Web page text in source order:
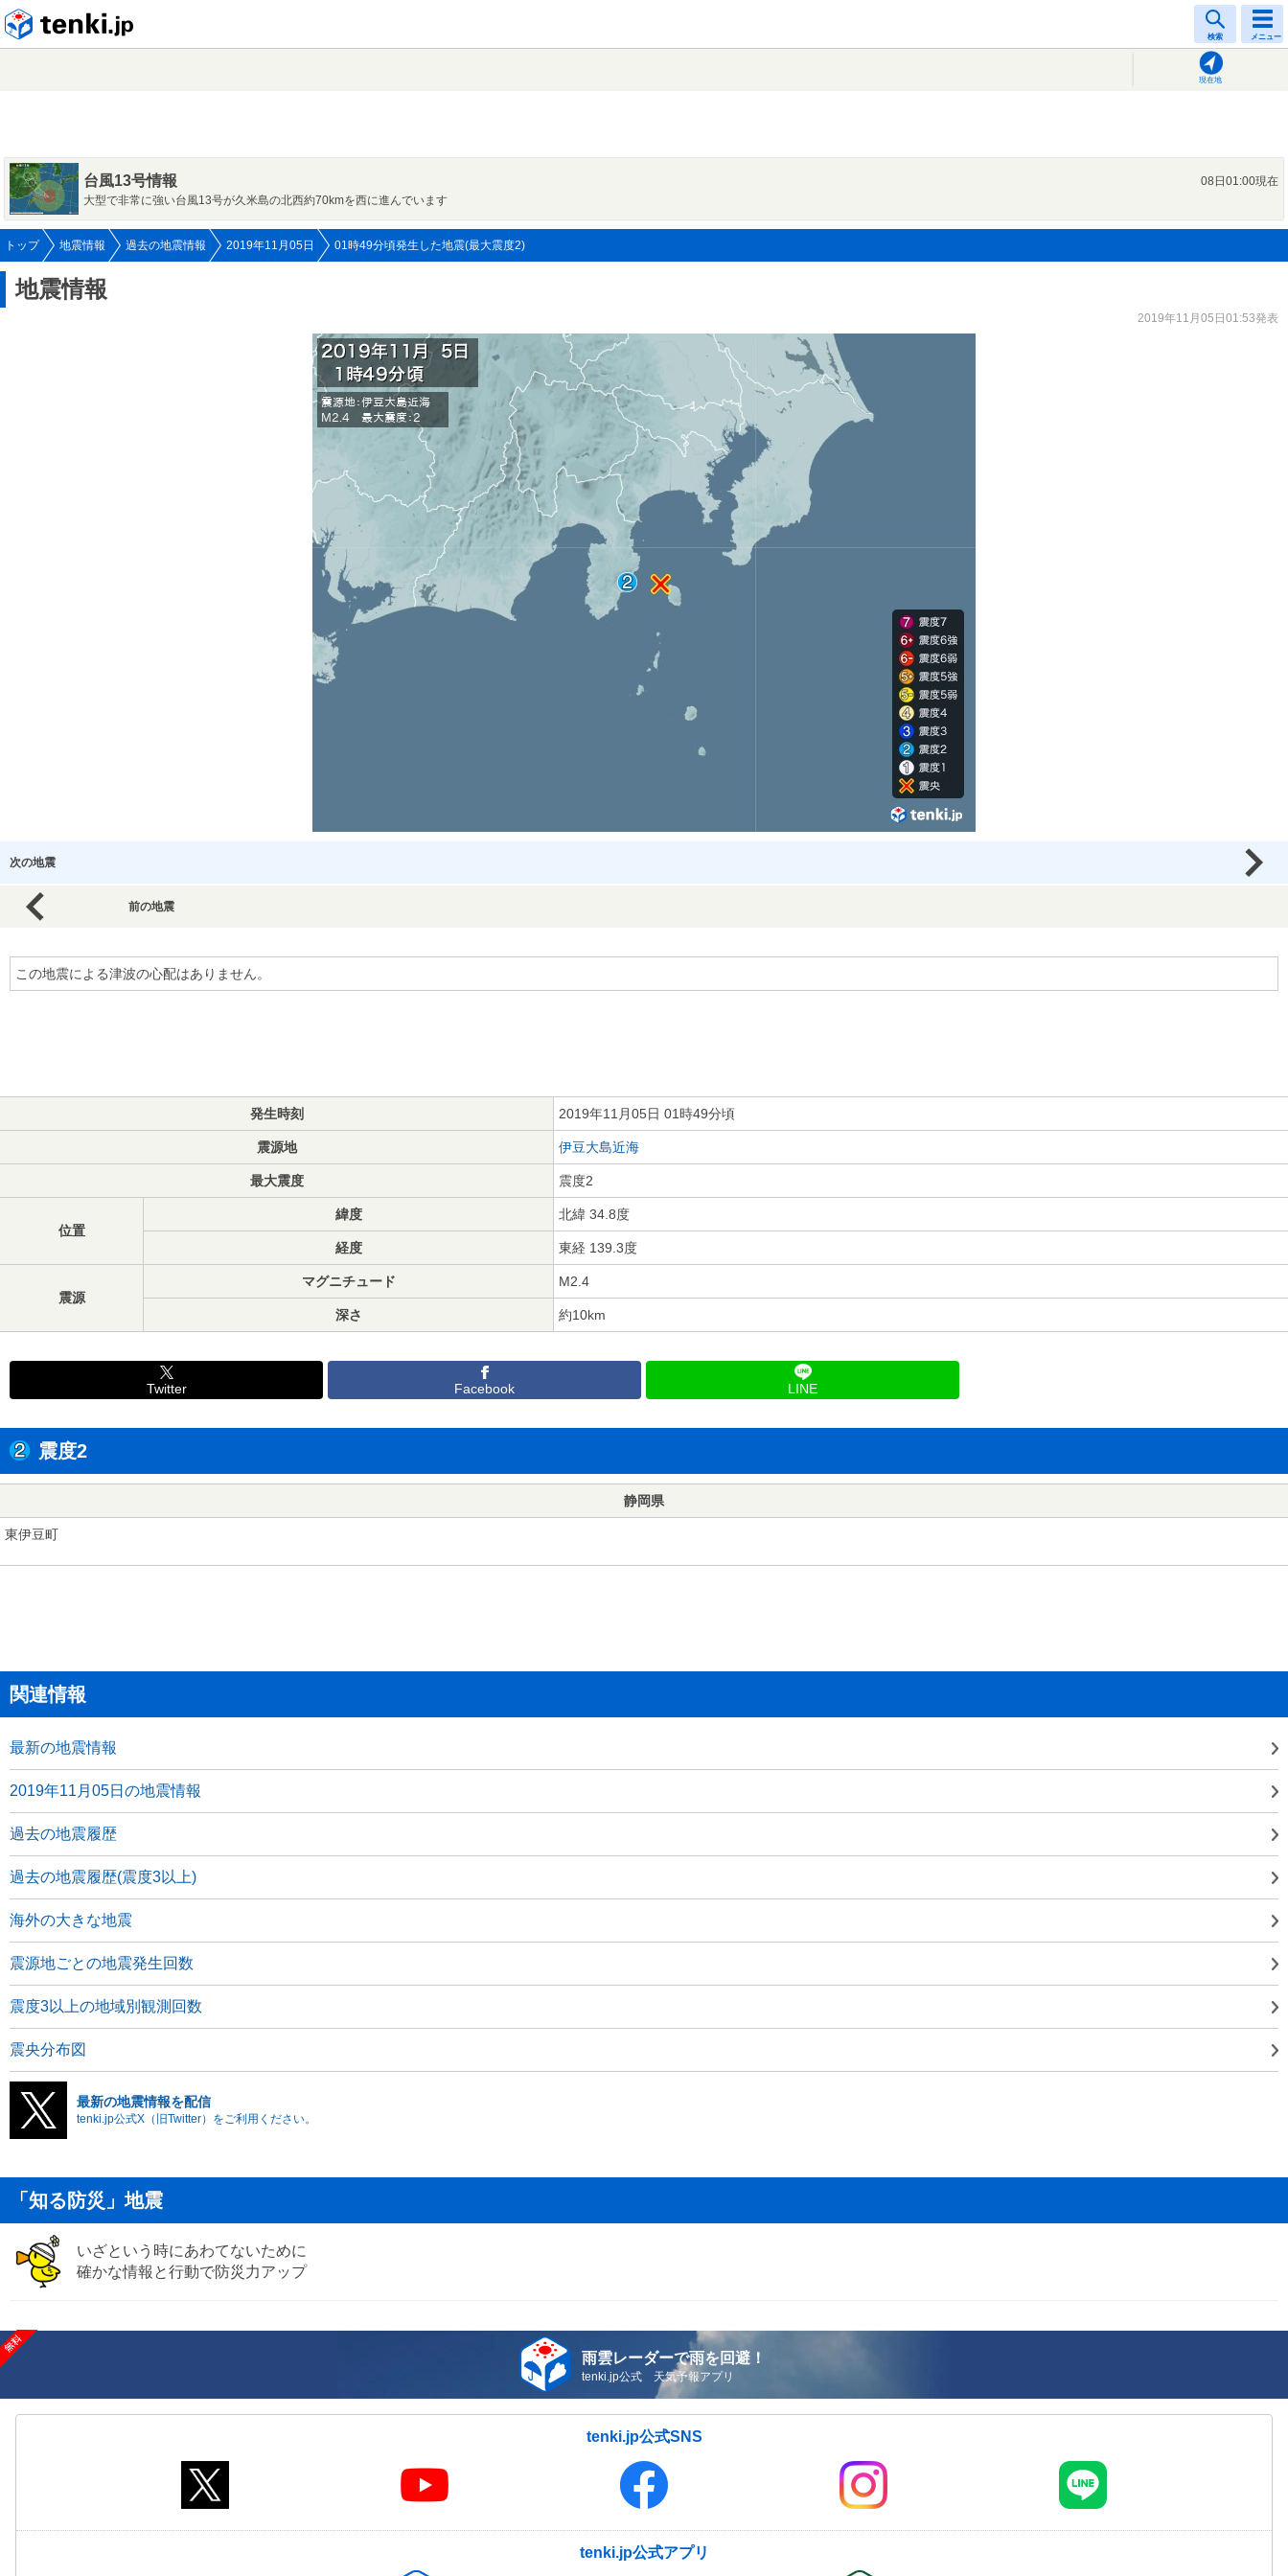
検索 メニュー
現在地
台風13号情報
08日01:00現在
大型で非常に強い台風13号が久米島の北西約70kmを西に進んでいます
トップ 地震情報 過去の地震情報 2019年11月05日 01時49分頃発生した地震(最大震度2)
地震情報
2019年11月05日01:53発表
次の地震
前の地震
この地震による津波の心配はありません。
発生時刻 2019年11月05日 01時49分頃
震源地 伊豆大島近海
最大震度 震度2
位置
緯度 北緯 34.8度
経度 東経 139.3度
震源
マグニチュード M2.4
深さ 約10km
Twitter Facebook LINE
震度2
静岡県
東伊豆町
関連情報
最新の地震情報
2019年11月05日の地震情報
過去の地震履歴
過去の地震履歴(震度3以上)
海外の大きな地震
震源地ごとの地震発生回数
震度3以上の地域別観測回数
震央分布図
最新の地震情報を配信
tenki.jp公式X（旧Twitter）をご利用ください。
「知る防災」地震
いざという時にあわてないために
確かな情報と行動で防災力アップ
雨雲レーダーで雨を回避！
tenki.jp公式 天気予報アプリ
tenki.jp公式SNS
tenki.jp公式アプリ